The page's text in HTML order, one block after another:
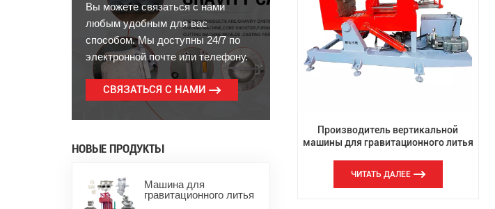
Вы можете связаться с нами
любым удобным для вас
способом. Мы доступны 24/7 по
электронной почте или телефону.
СВЯЗАТЬСЯ С НАМИ
НОВЫЕ ПРОДУКТЫ
Машина для
гравитационного литья
Производитель вертикальной
машины для гравитационного литья
ЧИТАТЬ ДАЛЕЕ